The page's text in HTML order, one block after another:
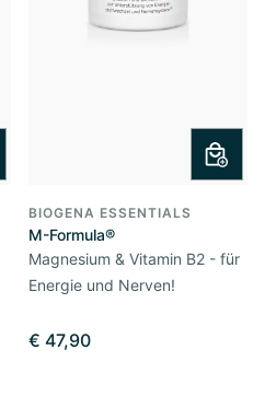
BIOGENA ESSENTIALS
M-Formula®
Magnesium & Vitamin B2 - für
Energie und Nerven!
€ 47,90